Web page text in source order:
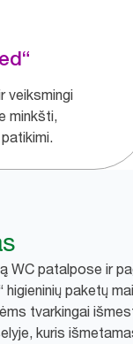
veiksmingi
minkšti,
WC patalpose ir
higieninių paketų
tvarkingai
kuris